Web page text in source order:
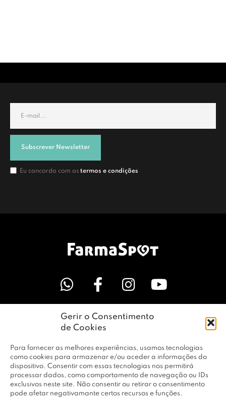
Gerir o Consentimento
de Cookies
Para fornecer as melhores experiências, usamos tecnologias
como cookies para armazenar e/ou aceder a informações do
dispositivo. Consentir com essas tecnologias nos permitirá
processar dados, como comportamento de navegação ou IDs
exclusivos neste site. Não consentir ou retirar o consentimento
pode afetar negativamante certos recursos e funções.
Subscrever Newsletter
Eu concordo com os termos e condições
LINKS ÚTEIS
EMPRESA
PERFIL